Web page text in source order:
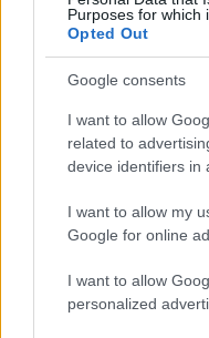
Purposes for which
Opted Out
Google consents
I want to allow
related to
device identifiers in
I want to allow my
Google for online
I want to allow
personalized
200 fokra forrósított
1-2 (igen, egy-két!!)
amikor a széle
is, én 8-asával
többi bent várt a
lap jóóóóval
És most a szőrös
Ugyanis egyenként
roppant gyorsnak
5 másodperc alatt